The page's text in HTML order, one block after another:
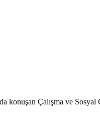
konuşan Çalışma ve